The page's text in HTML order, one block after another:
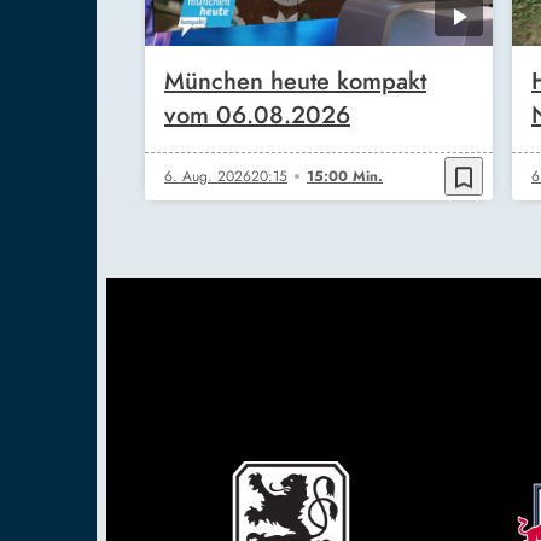
München heute kompakt
vom 06.08.2026
6. Aug. 202620:15 15:00 Min. bookmark_border